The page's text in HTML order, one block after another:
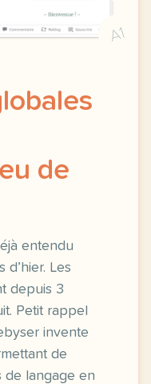
A1
de
entendu
d’hier. Les
depuis 3
Petit rappel
invente
de
de langage en